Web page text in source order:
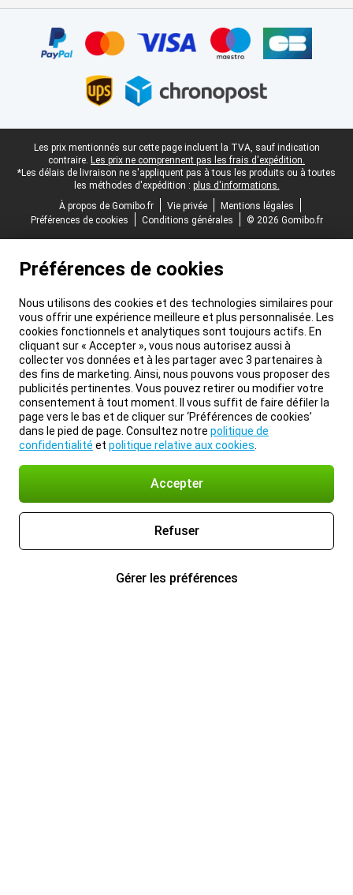
Pied-de-page légal
Les prix mentionnés sur cette page incluent la TVA, sauf indication
contraire. Les prix ne comprennent pas les frais d'expédition.
*Les délais de livraison ne s'appliquent pas à tous les produits ou à toutes
les méthodes d'expédition : plus d'informations.
À propos de Gomibo.fr
Vie privée
Mentions légales
Préférences de cookies
Conditions générales © 2026 Gomibo.fr
Préférences de cookies
Nous utilisons des cookies et des technologies similaires pour
vous offrir une expérience meilleure et plus personnalisée. Les
cookies fonctionnels et analytiques sont toujours actifs. En
cliquant sur « Accepter », vous nous autorisez aussi à
collecter vos données et à les partager avec 3 partenaires à
des fins de marketing. Ainsi, nous pouvons vous proposer des
publicités pertinentes. Vous pouvez retirer ou modifier votre
consentement à tout moment. Il vous suffit de faire défiler la
page vers le bas et de cliquer sur ‘Préférences de cookies’
dans le pied de page. Consultez notre politique de
confidentialité et politique relative aux cookies
Accepter
Refuser
Gérer les préférences